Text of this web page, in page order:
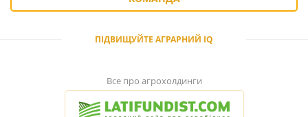
ПІДВИЩУЙТЕ АГРАРНИЙ IQ
Все про агрохолдинги